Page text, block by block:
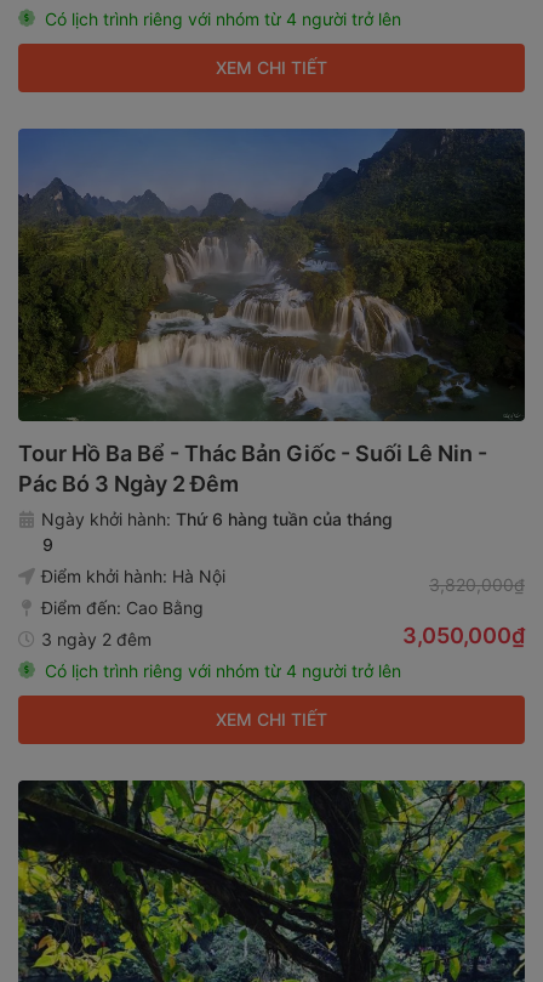
Có lịch trình riêng với nhóm từ 4 người trở lên
XEM CHI TIẾT
Tour Hồ Ba Bể - Thác Bản Giốc - Suối Lê Nin -
Pác Bó 3 Ngày 2 Đêm
3,820,000₫
3,050,000₫
Ngày khởi hành: Thứ 6 hàng tuần của tháng
9
Điểm khởi hành: Hà Nội
Điểm đến: Cao Bằng
3 ngày 2 đêm
Có lịch trình riêng với nhóm từ 4 người trở lên
XEM CHI TIẾT